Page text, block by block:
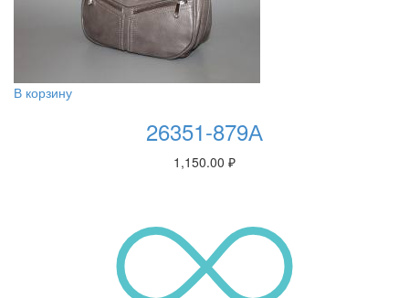
В корзину
26351-879А
1,150.00 ₽